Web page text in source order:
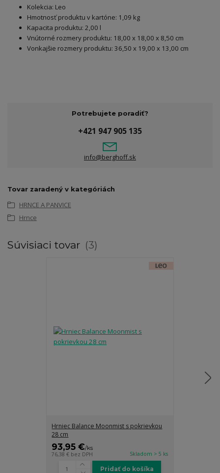
Kolekcia: Leo
Hmotnosť produktu v kartóne: 1,09 kg
Kapacita produktu: 2,00 l
Vnútorné rozmery produktu: 18,00 x 18,00 x 8,50 cm
Vonkajšie rozmery produktu: 36,50 x 19,00 x 13,00 cm
Potrebujete poradiť?
+421 947 905 135
info@berghoff.sk
Tovar zaradený v kategóriách
HRNCE A PANVICE
Hrnce
Súvisiaci tovar 3
Hrniec Balance Moonmist s pokrievkou
28 cm
93,95 €/ks
76,38 € bez DPH Skladom > 5 ks
Pridať do košíka